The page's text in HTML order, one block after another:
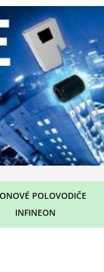
POLOVODIČE
INFINEON